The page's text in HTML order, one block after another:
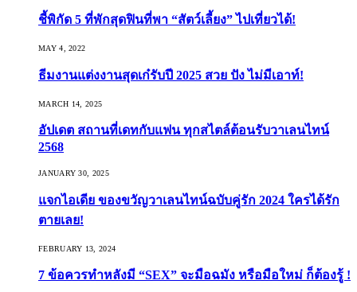
ชี้พิกัด 5 ที่พักสุดฟินที่พา “สัตว์เลี้ยง” ไปเที่ยวได้!
MAY 4, 2022
ธีมงานแต่งงานสุดเก๋รับปี 2025 สวย ปัง ไม่มีเอาท์!
MARCH 14, 2025
อัปเดต สถานที่เดทกับแฟน ทุกสไตล์ต้อนรับวาเลนไทน์
2568
JANUARY 30, 2025
แจกไอเดีย ของขวัญวาเลนไทน์ฉบับคู่รัก 2024 ใครได้รัก
ตายเลย!
FEBRUARY 13, 2024
7 ข้อควรทำหลังมี “SEX” จะมือฉมัง หรือมือใหม่ ก็ต้องรู้ !